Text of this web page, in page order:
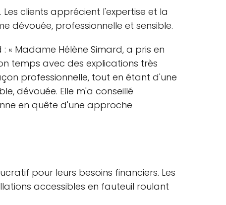
Les clients apprécient l'expertise et la
dévouée, professionnelle et sensible.
« Madame Hélène Simard, a pris en
temps avec des explications très
professionnelle, tout en étant d'une
dévouée. Elle m'a conseillé
en quête d'une approche
pour leurs besoins financiers. Les
accessibles en fauteuil roulant